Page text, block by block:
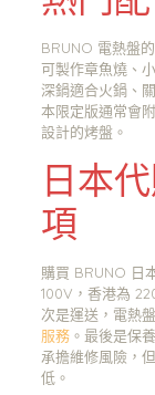
BRUNO 電熱盤
可製作章魚燒、
深鍋適合火鍋、
本限定版通常會
設計的烤盤。
日本
項
購買 BRUNO 日
100V，香港為
次是運送，電熱
服務。最後是保
承擔維修風險，
低。